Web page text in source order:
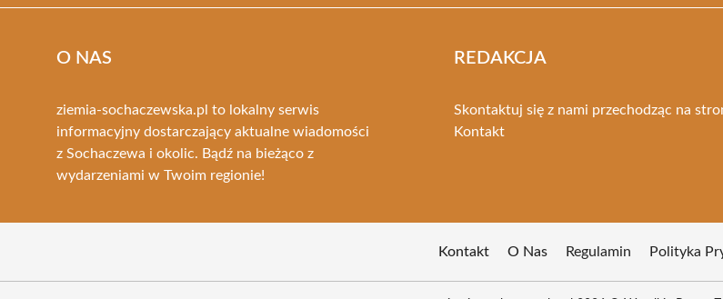
O NAS
ziemia-sochaczewska.pl to lokalny serwis
informacyjny dostarczający aktualne wiadomości
z Sochaczewa i okolic. Bądź na bieżąco z
wydarzeniami w Twoim regionie!
REDAKCJA
Skontaktuj się z nami przechodząc na
Kontakt
Kontakt O Nas Regulamin Polityka